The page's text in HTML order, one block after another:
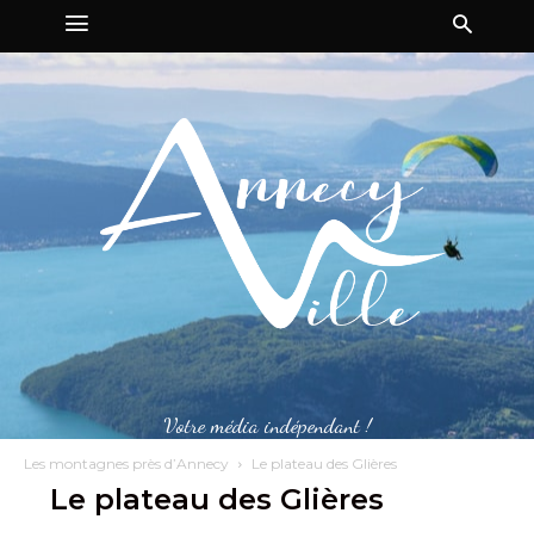
Votre média indépendant !
Les montagnes près d’Annecy Le plateau des Glières
Le plateau des Glières